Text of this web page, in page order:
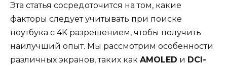
Эта статья сосредоточится на том, какие
факторы следует учитывать при поиске
ноутбука с 4K разрешением, чтобы получить
наилучший опыт. Мы рассмотрим особенности
различных экранов, таких как AMOLED и DCI-